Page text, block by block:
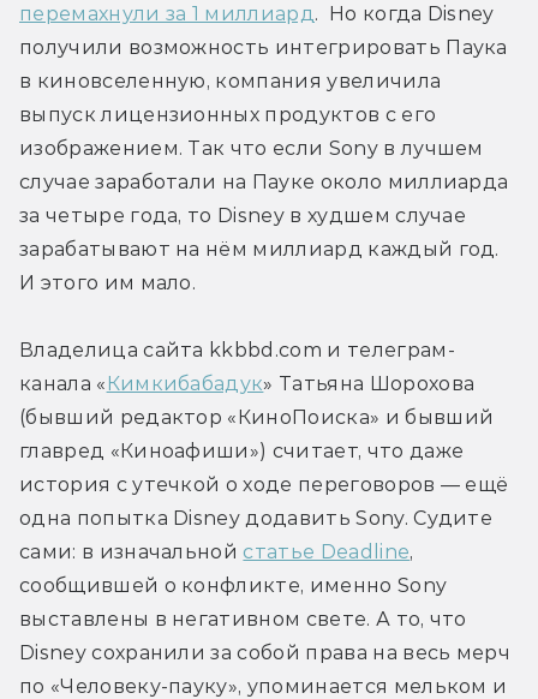
перемахнули за 1 миллиард.  Но когда Disney
получили возможность интегрировать Паука
в киновселенную, компания увеличила
выпуск лицензионных продуктов с его
изображением. Так что если Sony в лучшем
случае заработали на Пауке около миллиарда
за четыре года, то Disney в худшем случае
зарабатывают на нём миллиард каждый год.
И этого им мало.
Владелица сайта kkbbd.com и телеграм-
канала «Кимкибабадук» Татьяна Шорохова
(бывший редактор «КиноПоиска» и бывший
главред «Киноафиши») считает, что даже
история с утечкой о ходе переговоров — ещё
одна попытка Disney додавить Sony. Судите
сами: в изначальной статье Deadline,
сообщившей о конфликте, именно Sony
выставлены в негативном свете. А то, что
Disney сохранили за собой права на весь мерч
по «Человеку-пауку», упоминается мельком и